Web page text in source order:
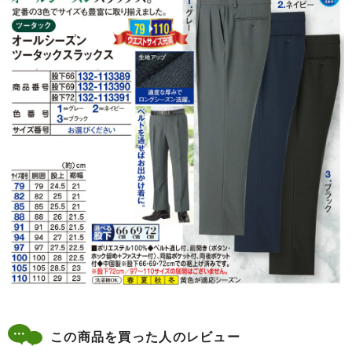
この商品を買った人のレビュー